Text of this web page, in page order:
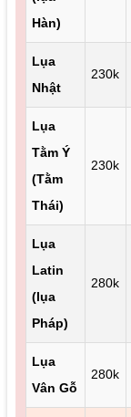
Hàn)
Lụa
Nhật
230k
Lụa
Tằm Ý
(Tằm
Thái)
230k
Lụa
Latin
(lụa
Pháp)
280k
Lụa
Vân Gỗ
280k